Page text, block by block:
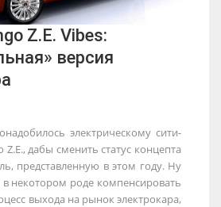
Z.E. Vibes:
версия
электрическому сити-
Z.E., дабы сменить статус концепта
представленную в этом году. Ну
некотором роде компенсировать
выхода на рынок электрокара,